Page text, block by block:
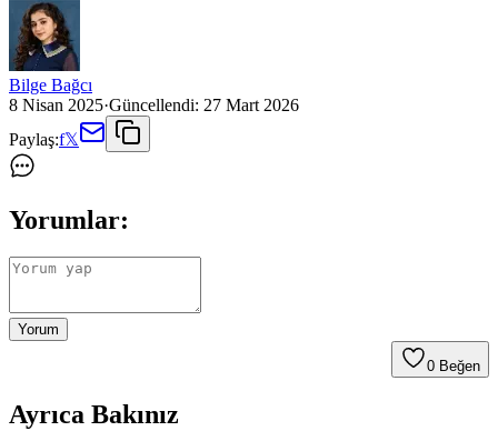
Bilge Bağcı
8 Nisan 2025·Güncellendi: 27 Mart 2026
Paylaş:f𝕏
Yorumlar:
Yorum
0 Beğen
Ayrıca Bakınız